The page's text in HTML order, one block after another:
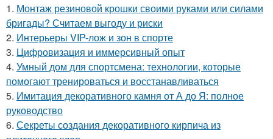
1. Монтаж резиновой крошки своими руками или силами
бригады? Считаем выгоду и риски
2. Интерьеры VIP-лож и зон в спорте
3. Цифровизация и иммерсивный опыт
4. Умный дом для спортсмена: технологии, которые
помогают тренироваться и восстанавливаться
5. Имитация декоративного камня от А до Я: полное
руководство
6. Секреты создания декоративного кирпича из